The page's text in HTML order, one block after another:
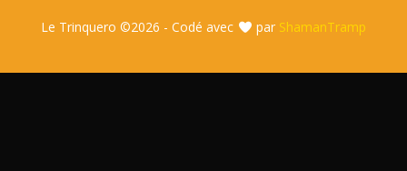
Le Trinquero ©2026 - Codé avec par ShamanTramp